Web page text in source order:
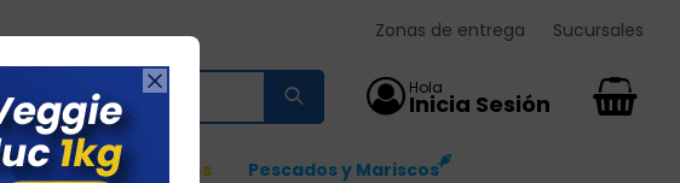

Nuevos Ingresos Pescados y Mariscos
0
Zonas de entrega Sucursales